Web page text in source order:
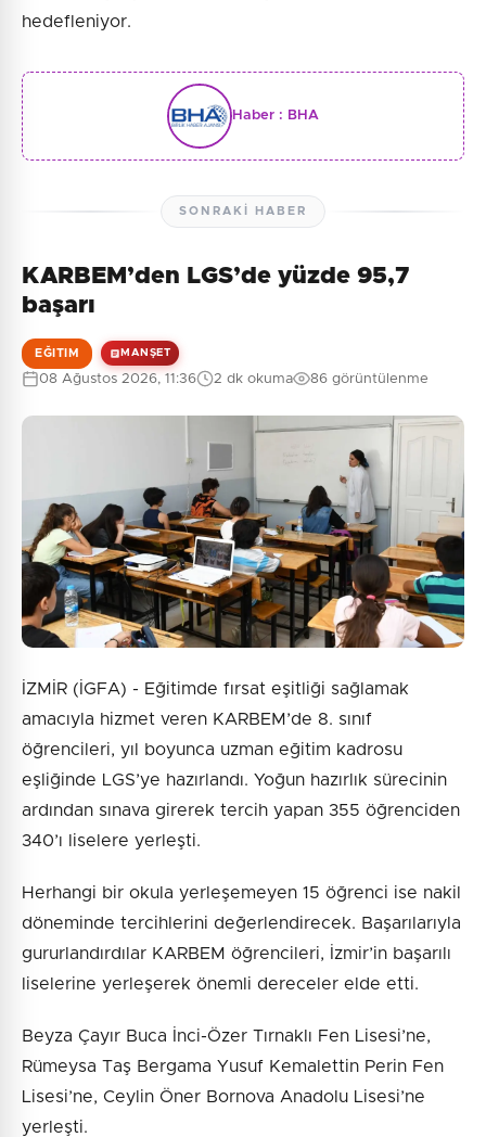
hedefleniyor.
Haber : BHA
SONRAKI HABER
KARBEM’den LGS’de yüzde 95,7
başarı
EĞITIM MANŞET
08 Ağustos 2026, 11:36 2 dk okuma 86 görüntülenme
İZMİR (İGFA) - Eğitimde fırsat eşitliği sağlamak
amacıyla hizmet veren KARBEM’de 8. sınıf
öğrencileri, yıl boyunca uzman eğitim kadrosu
eşliğinde LGS’ye hazırlandı. Yoğun hazırlık sürecinin
ardından sınava girerek tercih yapan 355 öğrenciden
340’ı liselere yerleşti.
Herhangi bir okula yerleşemeyen 15 öğrenci ise nakil
döneminde tercihlerini değerlendirecek. Başarılarıyla
gururlandırdılar KARBEM öğrencileri, İzmir’in başarılı
liselerine yerleşerek önemli dereceler elde etti.
Beyza Çayır Buca İnci-Özer Tırnaklı Fen Lisesi’ne,
Rümeysa Taş Bergama Yusuf Kemalettin Perin Fen
Lisesi’ne, Ceylin Öner Bornova Anadolu Lisesi’ne
yerleşti.